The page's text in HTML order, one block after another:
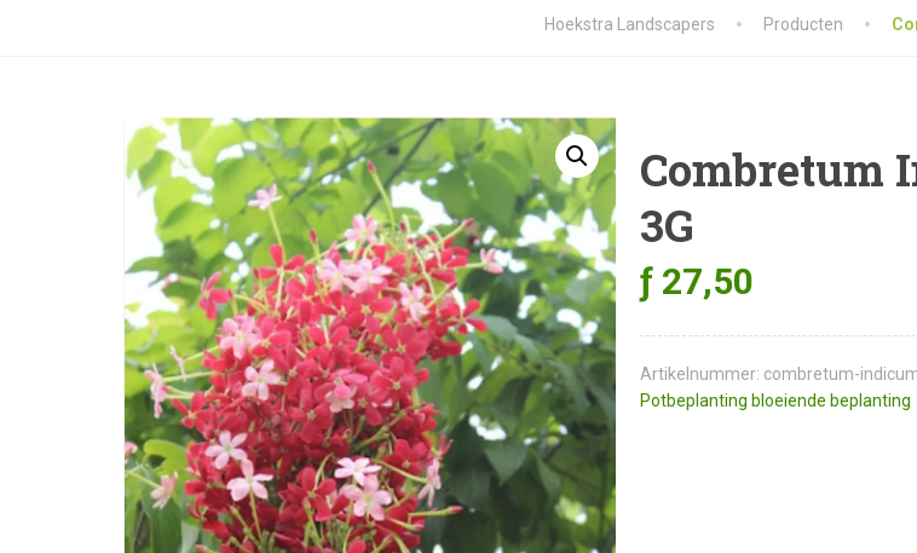
Hoekstra Landscapers Producten
Combretum
3G
ƒ27,50
Artikelnummer: combretum-
Potbeplanting bloeiende beplanting